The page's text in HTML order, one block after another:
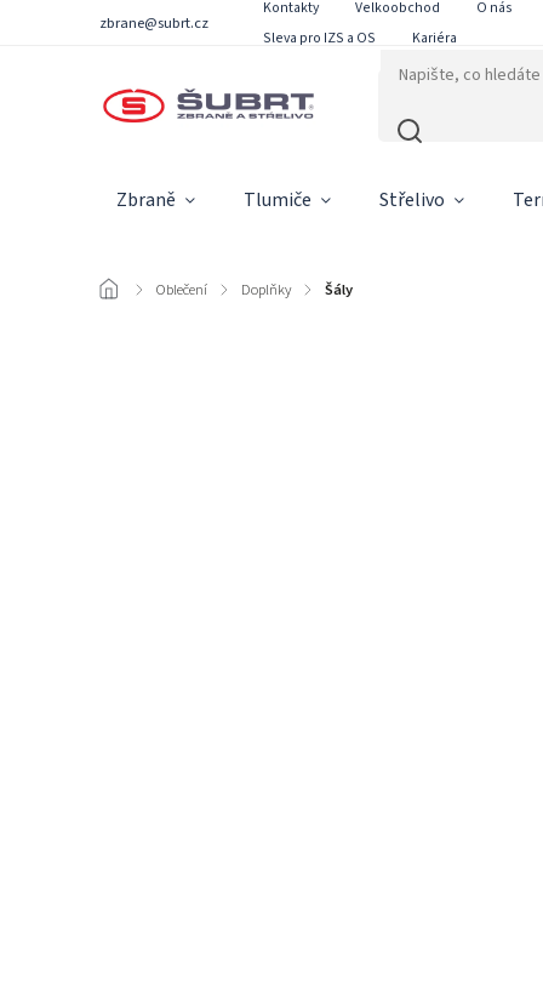
zbrane@subrt.cz
Kontakty Velkoobchod O nás
Sleva pro IZS a OS
Kariéra
Zbraně Tlumiče Střelivo
/ Oblečení / Doplňky / Šály